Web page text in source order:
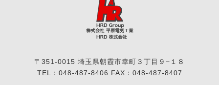
〒351-0015 埼玉県朝霞市幸町３丁目９−１８
TEL：048-487-8406 FAX：048-487-8407